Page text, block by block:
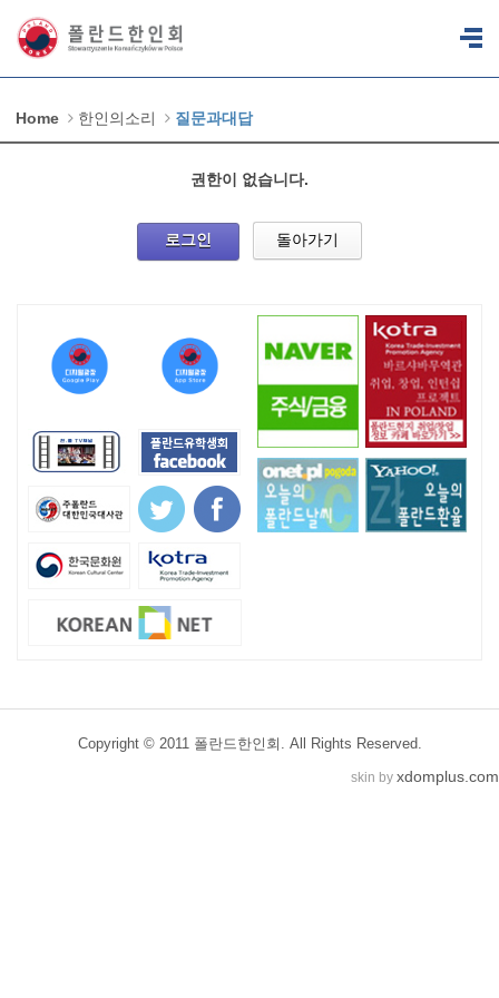
Home 한인의소리 질문과대답
권한이 없습니다.
로그인 돌아가기
Copyright © 2011 폴란드한인회. All Rights Reserved.
skin by xdomplus.com